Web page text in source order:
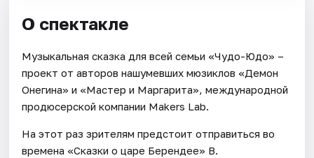
О спектакле
Музыкальная сказка для всей семьи «Чудо-Юдо» –
проект от авторов нашумевших мюзиклов «Демон
Онегина» и «Мастер и Маргарита», международной
продюсерской компании Makers Lab.
На этот раз зрителям предстоит отправиться во
времена «Сказки о царе Берендее» В.